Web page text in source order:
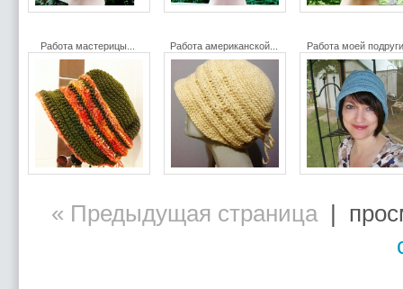
Работа мастерицы... Работа американской... Работа моей
« Предыдущая страница |